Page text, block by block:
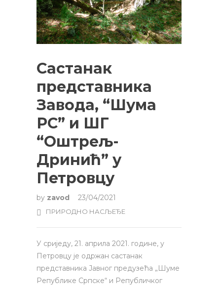
Састанак
представника
Завода, “Шума
РС” и ШГ
“Оштрељ-
Дринић” у
Петровцу
by zavod 23/04/2021
ПРИРОДНО НАСЉЕЂЕ
У сриједу, 21. априла 2021. године, у
Петровцу је одржан састанак
представника Јавног предузећа „Шуме
Републике Српске“ и Републичког